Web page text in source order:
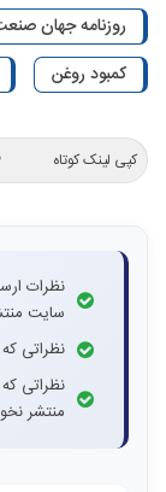
روزنامه جهان صنعت
کمبود روغن
کپی لینک کوتاه
نظرات
سایت
نظراتی
نظراتی
منتشر